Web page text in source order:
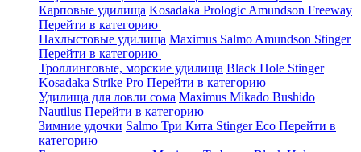
Карповые удилища Kosadaka Prologic Amundson Freeway
Перейти в категорию
Нахлыстовые удилища Maximus Salmo Amundson Stinger
Перейти в категорию
Троллинговые, морские удилища Black Hole Stinger
Kosadaka Strike Pro Перейти в категорию
Удилища для ловли сома Maximus Mikado Bushido
Nautilus Перейти в категорию
Зимние удочки Salmo Три Кита StingerEco Перейти в
категорию